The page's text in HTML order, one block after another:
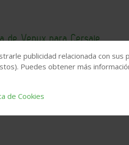
de Venux para Cersaie
publicidad relacionada con sus
Puedes obtener más
de Cookies